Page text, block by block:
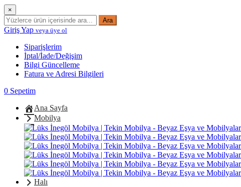
×
Ara
Giriş Yap veya üye ol
Siparişlerim
İptal/İade/Değişim
Bilgi Güncelleme
Fatura ve Adresi Bilgileri
0 Sepetim
Ana Sayfa
Mobilya
Halı